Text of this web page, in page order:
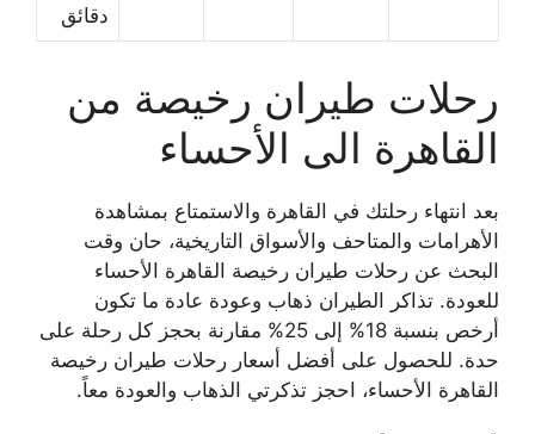
دقائق
رحلات طيران رخيصة من
القاهرة الى الأحساء
بعد انتهاء رحلتك في القاهرة والاستمتاع بمشاهدة
الأهرامات والمتاحف والأسواق التاريخية، حان وقت
البحث عن رحلات طيران رخيصة القاهرة الأحساء
للعودة. تذاكر الطيران ذهاب وعودة عادة ما تكون
أرخص بنسبة 18% إلى 25% مقارنة بحجز كل رحلة على
حدة. للحصول على أفضل أسعار رحلات طيران رخيصة
القاهرة الأحساء، احجز تذكرتي الذهاب والعودة معاً.